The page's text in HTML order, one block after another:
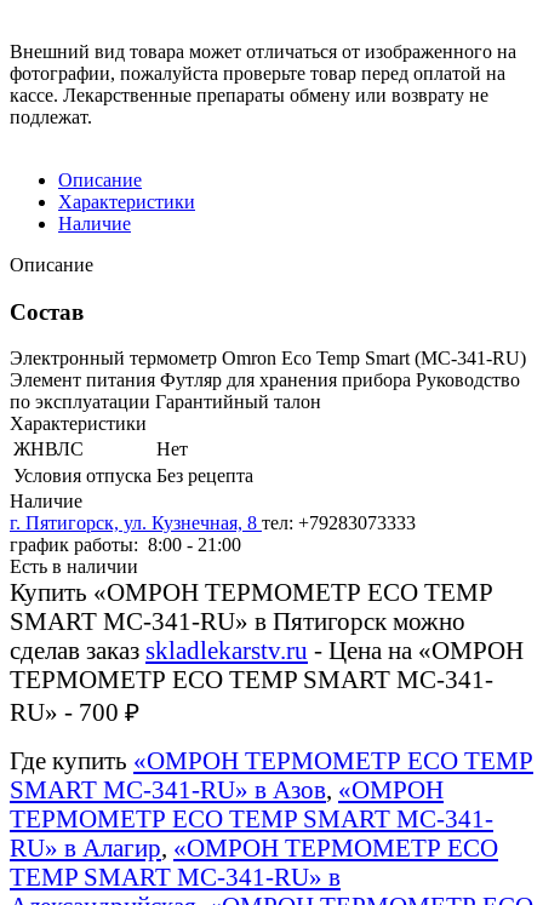
Внешний вид товара может отличаться от изображенного на
фотографии, пожалуйста проверьте товар перед оплатой на
кассе. Лекарственные препараты обмену или возврату не
подлежат.
Описание
Характеристики
Наличие
Описание
Состав
Электронный термометр Omron Eco Temp Smart (MC-341-RU)
Элемент питания Футляр для хранения прибора Руководство
по эксплуатации Гарантийный талон
Характеристики
ЖНВЛС
Нет
Условия отпуска Без рецепта
Наличие
г. Пятигорск, ул. Кузнечная, 8 тел: +79283073333
график работы: 8:00 - 21:00
Есть в наличии
Купить «ОМРОН ТЕРМОМЕТР ECO TEMP
SMART MC-341-RU» в Пятигорск можно
сделав заказ skladlekarstv.ru - Цена на «ОМРОН
ТЕРМОМЕТР ECO TEMP SMART MC-341-
RU» - 700 ₽
Где купить «ОМРОН ТЕРМОМЕТР ECO TEMP
SMART MC-341-RU» в Азов, «ОМРОН
ТЕРМОМЕТР ECO TEMP SMART MC-341-
RU» в Алагир, «ОМРОН ТЕРМОМЕТР ECO
TEMP SMART MC-341-RU» в